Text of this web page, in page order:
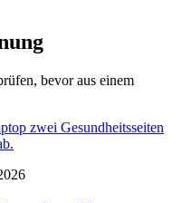
bevor aus einem